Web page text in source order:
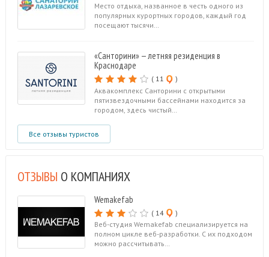
Место отдыха, названное в честь одного из
популярных курортных городов, каждый год
посещают тысячи…
«Санторини» — летняя резиденция в
Краснодаре
( 11
)
Аквакомплекс Санторини с открытыми
пятизвездочными бассейнами находится за
городом, здесь чистый…
Все отзывы туристов
ОТЗЫВЫ О КОМПАНИЯХ
Wemakefab
( 14
)
Веб-студия Wemakefab специализируется на
полном цикле веб-разработки. С их подходом
можно рассчитывать…